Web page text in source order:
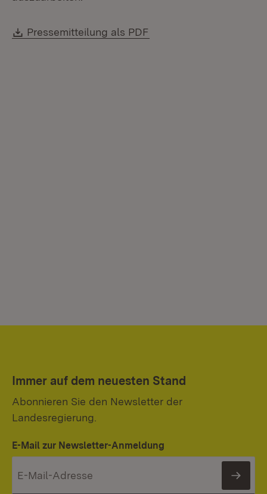
Download:
Pressemitteilung als PDF
Immer auf dem neuesten Stand
Abonnieren Sie den Newsletter der
Landesregierung.
E-Mail zur Newsletter-Anmeldung